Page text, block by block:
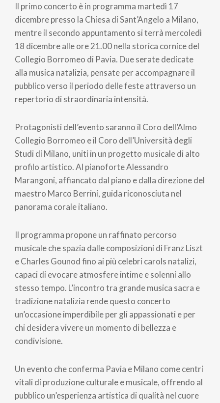
Il primo concerto è in programma martedì 17
dicembre presso la Chiesa di Sant’Angelo a Milano,
mentre il secondo appuntamento si terrà mercoledì
18 dicembre alle ore 21.00 nella storica cornice del
Collegio Borromeo di Pavia. Due serate dedicate
alla musica natalizia, pensate per accompagnare il
pubblico verso il periodo delle feste attraverso un
repertorio di straordinaria intensità.
Protagonisti dell’evento saranno il Coro dell’Almo
Collegio Borromeo e il Coro dell’Università degli
Studi di Milano, uniti in un progetto musicale di alto
profilo artistico. Al pianoforte Alessandro
Marangoni, affiancato dal piano e dalla direzione del
maestro Marco Berrini, guida riconosciuta nel
panorama corale italiano.
Il programma propone un raffinato percorso
musicale che spazia dalle composizioni di Franz Liszt
e Charles Gounod fino ai più celebri carols natalizi,
capaci di evocare atmosfere intime e solenni allo
stesso tempo. L’incontro tra grande musica sacra e
tradizione natalizia rende questo concerto
un’occasione imperdibile per gli appassionati e per
chi desidera vivere un momento di bellezza e
condivisione.
Un evento che conferma Pavia e Milano come centri
vitali di produzione culturale e musicale, offrendo al
pubblico un’esperienza artistica di qualità nel cuore